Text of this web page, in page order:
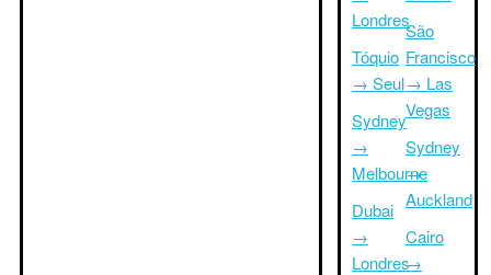
Londres
Tóquio
→ Seul
Sydney
→
Melbourne
Dubai
→
Londres
São
Francisco
→ Las
Vegas
Sydney
→
Auckland
Cairo
→